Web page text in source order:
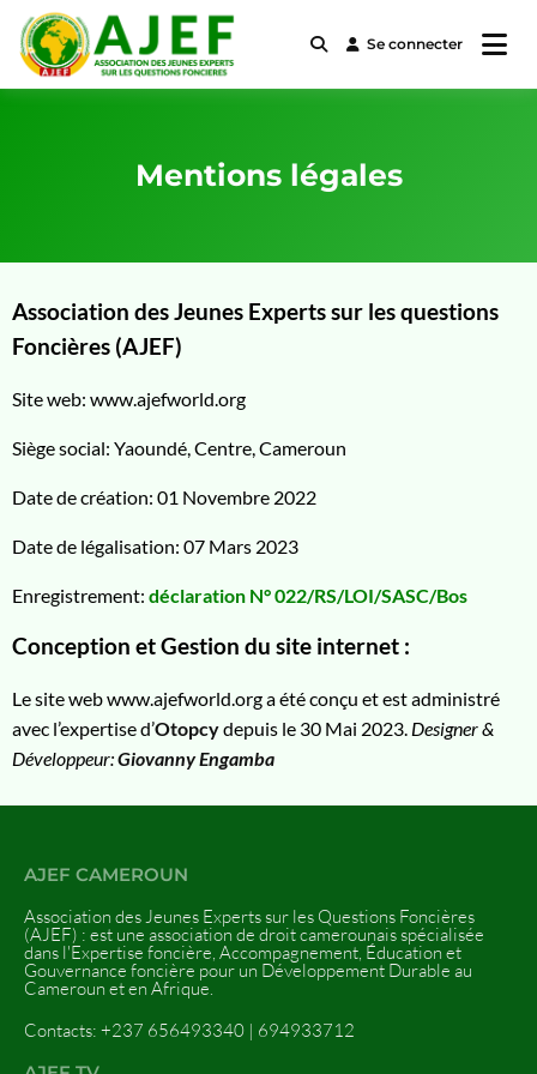
Association des Jeunes Experts
Se connecter
Mentions légales
Association des Jeunes Experts sur les questions
Foncières (AJEF)
Site web: www.ajefworld.org
Siège social: Yaoundé, Centre, Cameroun
Date de création: 01 Novembre 2022
Date de légalisation: 07 Mars 2023
Enregistrement: déclaration N° 022/RS/LOI/SASC/Bos
Conception et Gestion du site internet :
Le site web www.ajefworld.org a été conçu et est administré
avec l’expertise d’Otopcydepuis le 30 Mai 2023. Designer &
Développeur:Giovanny Engamba
AJEF CAMEROUN
Association des Jeunes Experts sur les Questions Foncières
(AJEF) : est une association de droit camerounais spécialisée
dans l'Expertise foncière, Accompagnement, Éducation et
Gouvernance foncière pour un Développement Durable au
Cameroun et en Afrique.
Contacts: +237 656493340 | 694933712